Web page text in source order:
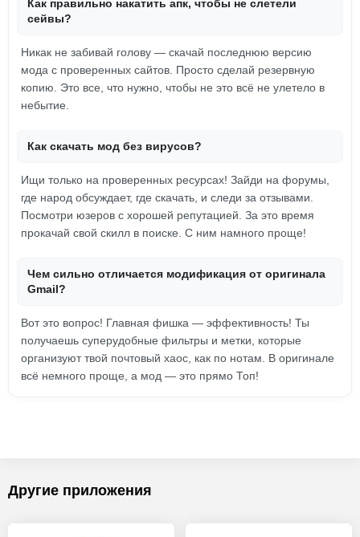
Как правильно накатить апк, чтобы не слетели
сейвы?
Никак не забивай голову — скачай последнюю версию
мода с проверенных сайтов. Просто сделай резервную
копию. Это все, что нужно, чтобы не это всё не улетело в
небытие.
Как скачать мод без вирусов?
Ищи только на проверенных ресурсах! Зайди на форумы,
где народ обсуждает, где скачать, и следи за отзывами.
Посмотри юзеров с хорошей репутацией. За это время
прокачай свой скилл в поиске. С ним намного проще!
Чем сильно отличается модификация от оригинала
Gmail?
Вот это вопрос! Главная фишка — эффективность! Ты
получаешь суперудобные фильтры и метки, которые
организуют твой почтовый хаос, как по нотам. В оригинале
всё немного проще, а мод — это прямо Топ!
Другие приложения